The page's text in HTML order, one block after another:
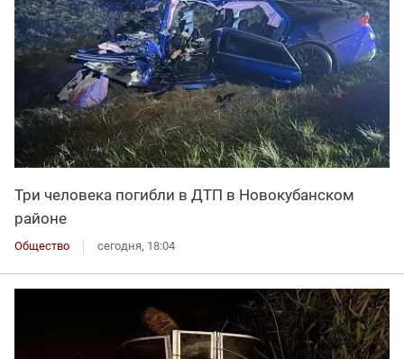
Три человека погибли в ДТП в Новокубанском
районе
Общество сегодня, 18:04